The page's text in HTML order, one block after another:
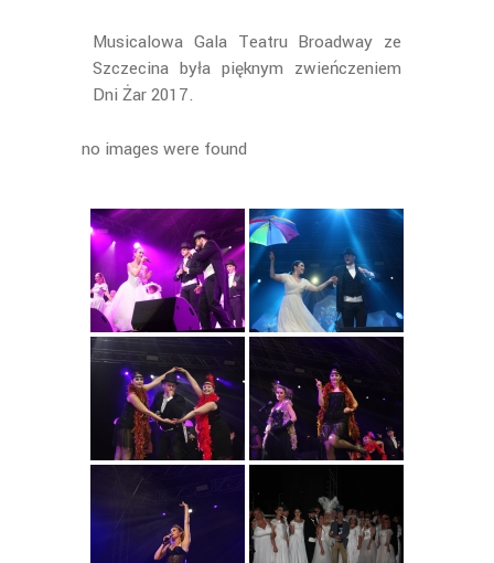
Musicalowa Gala Teatru Broadway ze
Szczecina była pięknym zwieńczeniem
Dni Żar 2017.
no images were found